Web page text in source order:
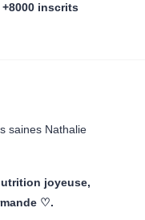
inscrits
joyeuse,
♡.